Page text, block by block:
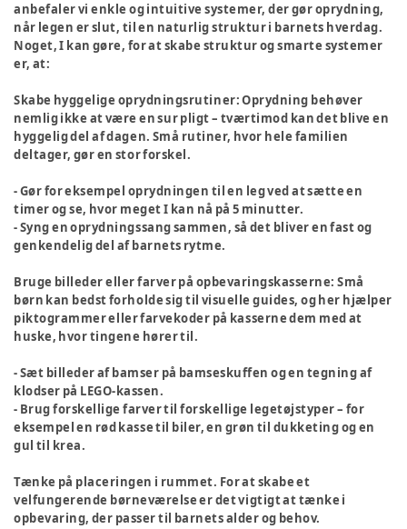
anbefaler vi enkle og intuitive systemer, der gør oprydning,
når legen er slut, til en naturlig struktur i barnets hverdag.
Noget, I kan gøre, for at skabe struktur og smarte systemer
er, at:
Skabe hyggelige oprydningsrutiner: Oprydning behøver
nemlig ikke at være en sur pligt – tværtimod kan det blive en
hyggelig del af dagen. Små rutiner, hvor hele familien
deltager, gør en stor forskel.
- Gør for eksempel oprydningen til en leg ved at sætte en
timer og se, hvor meget I kan nå på 5 minutter.
- Syng en oprydningssang sammen, så det bliver en fast og
genkendelig del af barnets rytme.
Bruge billeder eller farver på opbevaringskasserne: Små
børn kan bedst forholde sig til visuelle guides, og her hjælper
piktogrammer eller farvekoder på kasserne dem med at
huske, hvor tingene hører til.
- Sæt billeder af bamser på bamseskuffen og en tegning af
klodser på LEGO-kassen.
- Brug forskellige farver til forskellige legetøjstyper – for
eksempel en rød kasse til biler, en grøn til dukketing og en
gul til krea.
Tænke på placeringen i rummet. For at skabe et
velfungerende børneværelse er det vigtigt at tænke i
opbevaring, der passer til barnets alder og behov.